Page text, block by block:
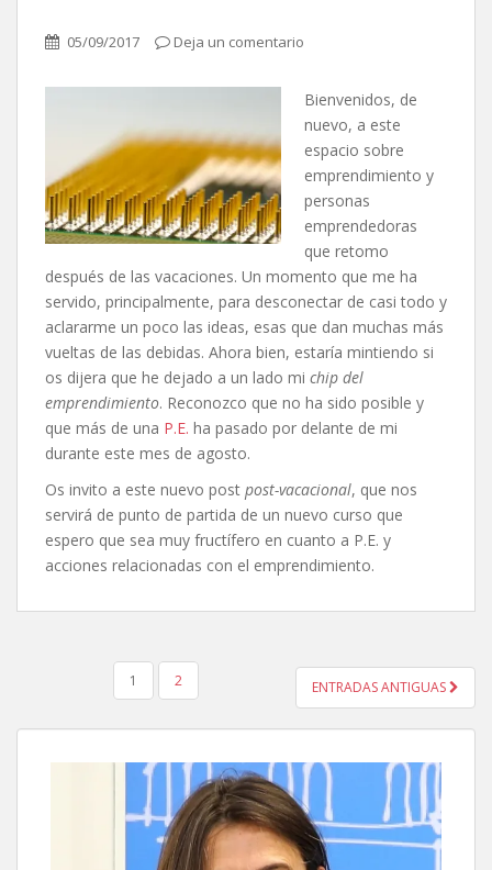
05/09/2017 Deja un comentario
Bienvenidos, de
nuevo, a este
espacio sobre
emprendimiento y
personas
emprendedoras
que retomo
después de las vacaciones. Un momento que me ha
servido, principalmente, para desconectar de casi todo y
aclararme un poco las ideas, esas que dan muchas más
vueltas de las debidas. Ahora bien, estaría mintiendo si
os dijera que he dejado a un lado mi chip del
emprendimiento. Reconozco que no ha sido posible y
que más de una P.E. ha pasado por delante de mi
durante este mes de agosto.
Os invito a este nuevo post post-vacacional, que nos
servirá de punto de partida de un nuevo curso que
espero que sea muy fructífero en cuanto a P.E. y
acciones relacionadas con el emprendimiento.
PAGINACIÓN
ENTRADAS
1 2 ENTRADAS ANTIGUAS